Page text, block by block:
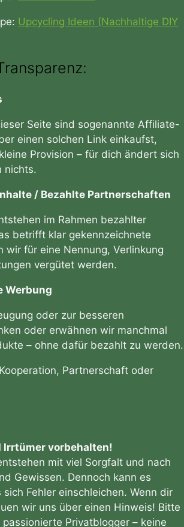
Upcycling Ideen (Nachhaltige DIY
Seite sind sogenannte Affiliate-
einen solchen Link einkaufst,
Provision – für dich ändert sich
nichts.
/ Bezahlte Partnerschaften
im Rahmen bezahlter
betrifft klar gekennzeichnete
wir für eine Nennung, Verlinkung
vergütet werden.
Werbung
oder zur besseren
oder erwähnen wir manchmal
– ohne dafür bezahlt zu werden.
Partnerschaft oder
Irrtümer vorbehalten!
mit viel Sorgfalt und nach
Gewissen. Dennoch kann es
Fehler einschleichen. Wenn dir
wir uns über einen Hinweis! Bitte
Privatblogger – keine